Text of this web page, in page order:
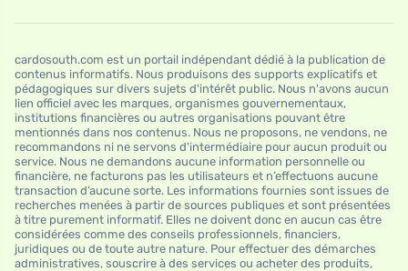
cardosouth.com est un portail indépendant dédié à la publication de
contenus informatifs. Nous produisons des supports explicatifs et
pédagogiques sur divers sujets d'intérêt public. Nous n'avons aucun
lien officiel avec les marques, organismes gouvernementaux,
institutions financières ou autres organisations pouvant être
mentionnés dans nos contenus. Nous ne proposons, ne vendons, ne
recommandons ni ne servons d'intermédiaire pour aucun produit ou
service. Nous ne demandons aucune information personnelle ou
financière, ne facturons pas les utilisateurs et n’effectuons aucune
transaction d’aucune sorte. Les informations fournies sont issues de
recherches menées à partir de sources publiques et sont présentées
à titre purement informatif. Elles ne doivent donc en aucun cas être
considérées comme des conseils professionnels, financiers,
juridiques ou de toute autre nature. Pour effectuer des démarches
administratives, souscrire à des services ou acheter des produits,